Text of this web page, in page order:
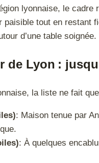
lyonnaise, le cadre
paisible tout en
d’une table soignée.
Lyon :
la liste ne fait
: Maison tenue par
: À quelques